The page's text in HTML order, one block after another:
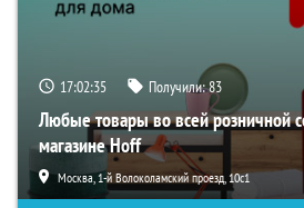
17:02:34 Получили:83
Любые товары во всей розничной
магазине Hoff
Москва, 1-й Волоколамский проезд, 10с1